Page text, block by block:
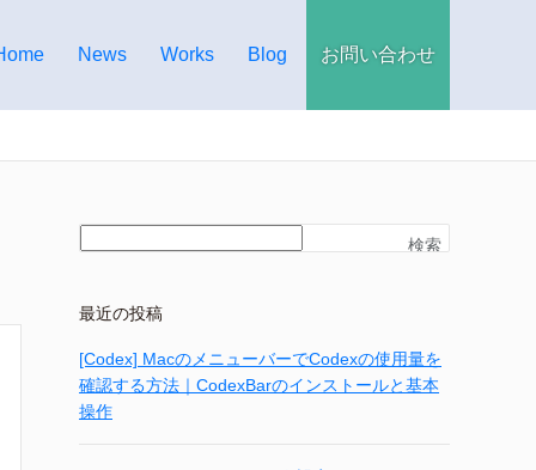
News Works Blog お問い合わせ
検索
最近の投稿
[Codex] MacのメニューバーでCodexの使用量を
確認する方法｜CodexBarのインストールと基本
操作